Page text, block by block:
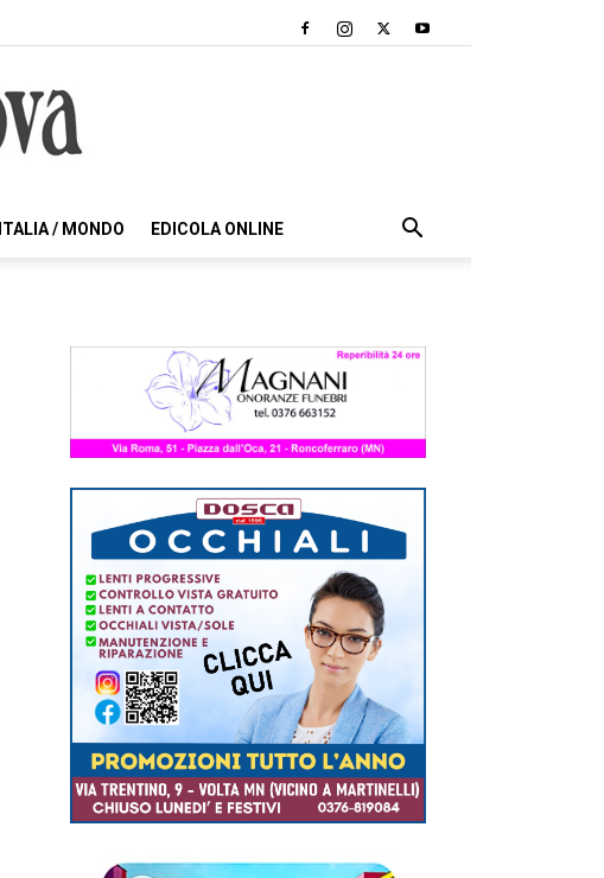
ITALIA / MONDO EDICOLA ONLINE